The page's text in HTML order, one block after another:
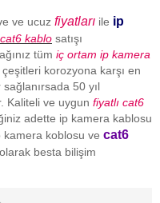
ve ucuz fiyatları ile ip
cat6 kablo satışı
tüm iç ortam ip kamera
korozyona karşı en
50 yıl
Kaliteli ve uygun fiyatlı cat6
adette ip kamera kablosu
kamera koblosu ve cat6
besta bilişim